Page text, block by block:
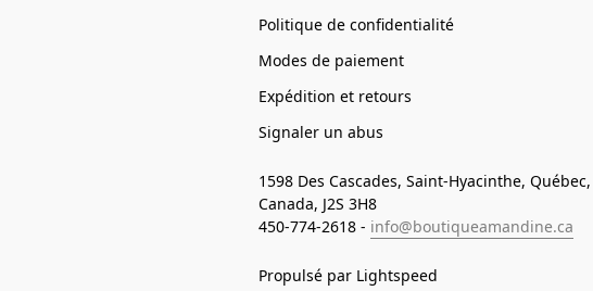
Politique de confidentialité
Modes de paiement
Expédition et retours
Signaler un abus
1598 Des Cascades, Saint-Hyacinthe, Québec,
Canada, J2S 3H8
450-774-2618 - info@boutiqueamandine.ca
Propulsé par Lightspeed